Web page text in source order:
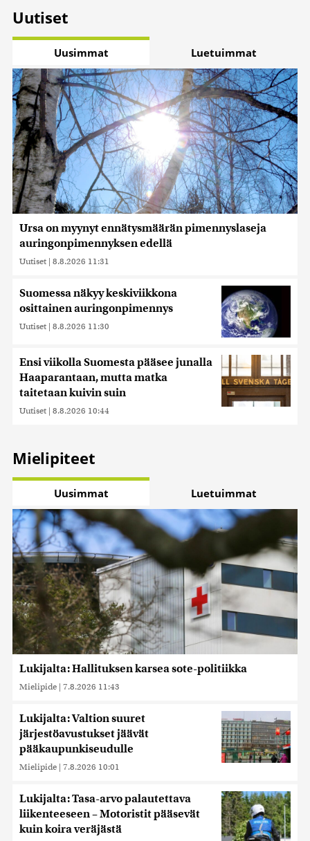
Uutiset
Uusimmat Luetuimmat
Ursa on myynyt ennätysmäärän pimennyslaseja
auringonpimennyksen edellä
Uutiset | 8.8.2026 11:31
Suomessa näkyy keskiviikkona
osittainen auringonpimennys
Uutiset | 8.8.2026 11:30
Ensi viikolla Suomesta pääsee junalla
Haaparantaan, mutta matka
taitetaan kuivin suin
Uutiset | 8.8.2026 10:44
Mielipiteet
Uusimmat Luetuimmat
Lukijalta: Hallituksen karsea sote-politiikka
Mielipide | 7.8.2026 11:43
Lukijalta: Valtion suuret
järjestöavustukset jäävät
pääkaupunkiseudulle
Mielipide | 7.8.2026 10:01
Lukijalta: Tasa-arvo palautettava
liikenteeseen – Motoristit pääsevät
kuin koira veräjästä